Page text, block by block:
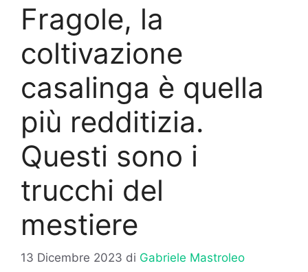
Fragole, la
coltivazione
casalinga è quella
più redditizia.
Questi sono i
trucchi del
mestiere
13 Dicembre 2023 di Gabriele Mastroleo